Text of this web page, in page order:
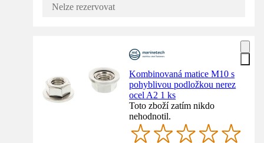
Nelze rezervovat
Kombinovaná matice M10 s
pohyblivou podložkou nerez
ocel A2 1 ks
Toto zboží zatím nikdo
nehodnotil.